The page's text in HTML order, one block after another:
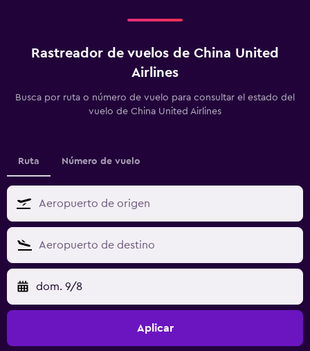
Rastreador de vuelos de China United
Airlines
Busca por ruta o número de vuelo para consultar el estado del
vuelo de China United Airlines
Ruta Número de vuelo
dom. 9/8
Aplicar